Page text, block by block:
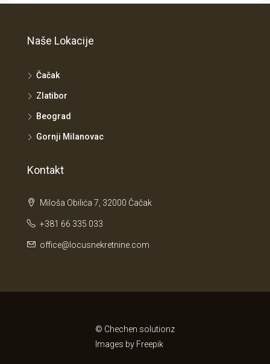
Naše Lokacije
Čačak
Zlatibor
Beograd
Gornji Milanovac
Kontakt
Miloša Obilića 7, 32000 Čačak
+381 66 335 033
office@locusnekretnine.com
© Chechen solutionz
Images by Freepik